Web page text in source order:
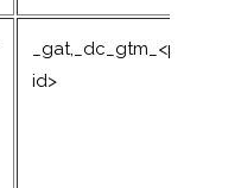
id>